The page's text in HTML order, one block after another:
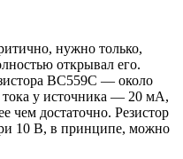
нужно только,
открывал его.
BC559C — около
тока у источника — 20 мА,
чем достаточно. Резистор
10 В, в принципе, можно